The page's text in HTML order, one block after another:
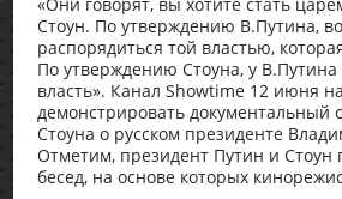
«Они говорят, вы хотите стать
Стоун. По утверждению В.Путина,
распорядиться той властью,
По утверждению Стоуна, у В.Путина
власть». Канал Showtime 12 июня
демонстрировать документальный
Стоуна о русском президенте
Отметим, президент Путин и Стоун
бесед, на основе которых